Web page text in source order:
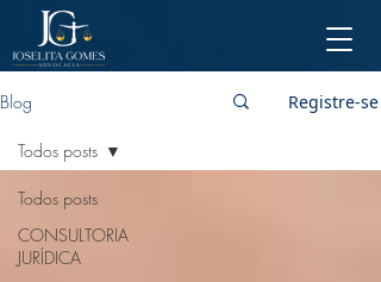
Blog Registre-se
Todos posts
CONSULTORIA
JURÍDICA
Todos posts